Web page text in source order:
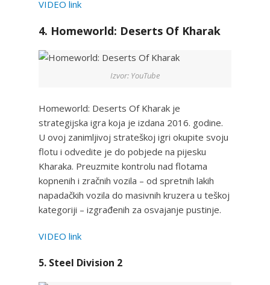
VIDEO link
4. Homeworld: Deserts Of Kharak
Izvor: YouTube
Homeworld: Deserts Of Kharak je
strategijska igra koja je izdana 2016. godine.
U ovoj zanimljivoj strateškoj igri okupite svoju
flotu i odvedite je do pobjede na pijesku
Kharaka. Preuzmite kontrolu nad flotama
kopnenih i zračnih vozila – od spretnih lakih
napadačkih vozila do masivnih kruzera u teškoj
kategoriji – izgrađenih za osvajanje pustinje.
VIDEO link
5. Steel Division 2